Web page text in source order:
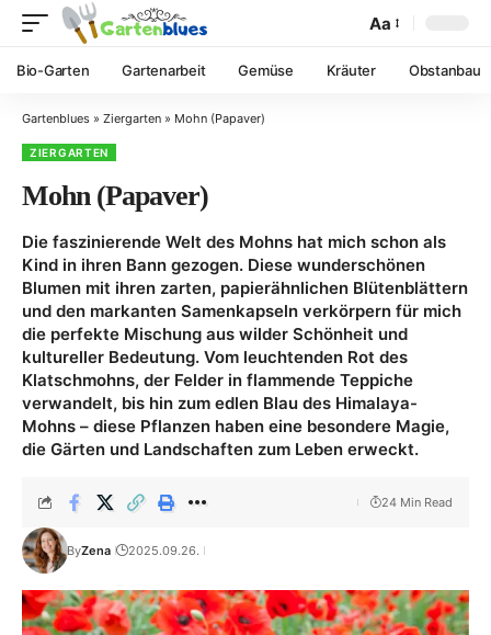
Aa
Bio-Garten Gartenarbeit Gemüse Kräuter Obstanbau
Gartenblues » Ziergarten » Mohn (Papaver)
ZIERGARTEN
Mohn (Papaver)
Die faszinierende Welt des Mohns hat mich schon als
Kind in ihren Bann gezogen. Diese wunderschönen
Blumen mit ihren zarten, papierähnlichen Blütenblättern
und den markanten Samenkapseln verkörpern für mich
die perfekte Mischung aus wilder Schönheit und
kultureller Bedeutung. Vom leuchtenden Rot des
Klatschmohns, der Felder in flammende Teppiche
verwandelt, bis hin zum edlen Blau des Himalaya-
Mohns – diese Pflanzen haben eine besondere Magie,
die Gärten und Landschaften zum Leben erweckt.
ByZena 2025.09.26.
24 Min Read